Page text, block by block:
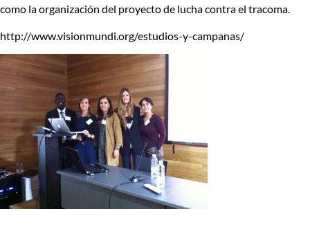
como la organización del proyecto de lucha contra el tracoma.
http://www.visionmundi.org/estudios-y-campanas/